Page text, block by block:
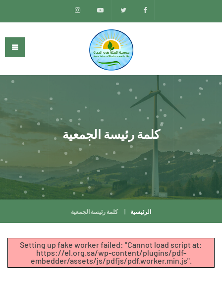
كلمة رئيسة الجمعية
الرئيسية كلمة رئيسة الجمعية
Setting up fake worker failed: "Cannot load script at:
https://el.org.sa/wp-content/plugins/pdf-
embedder/assets/js/pdfjs/pdf.worker.min.js".